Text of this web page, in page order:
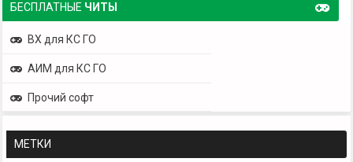
БЕСПЛАТНЫЕ ЧИТЫ
ВХ для КС ГО
АИМ для КС ГО
Прочий софт
МЕТКИ